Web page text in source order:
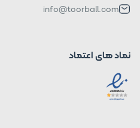
info@toorball.com
نماد های اعتماد